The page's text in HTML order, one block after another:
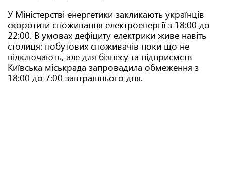
У Міністерстві енергетики закликають українців
скоротити споживання електроенергії з 18:00 до
22:00. В умовах дефіциту електрики живе навіть
столиця: побутових споживачів поки що не
відключають, але для бізнесу та підприємств
Київська міськрада запровадила обмеження з
18:00 до 7:00 завтрашнього дня.